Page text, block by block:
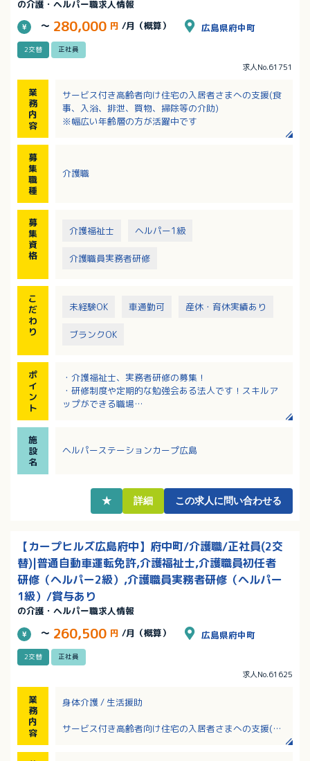
の介護・ヘルパー職求人情報
～ 280,000 円 /月（概算） 広島県府中町
2交替 正社員
求人No.61751
業
務
内
容
サービス付き高齢者向け住宅の入居者さまへの支援(食
事、入浴、排泄、買物、掃除等の介助)
※幅広い年齢層の方が活躍中です
募
集
職
種
介護職
募
集
資
格
介護福祉士 ヘルパー1級
介護職員実務者研修
こ
だ
わ
り
未経験OK 車通勤可 産休・育休実績あり
ブランクOK
ポ
イ
ン
ト
・介護福祉士、実務者研修の募集！
・研修制度や定期的な勉強会ある法人です！スキルア
ップができる職場
施
設
名
ヘルパーステーションカープ広島
★ 詳細 この求人に問い合わせる
【カープヒルズ広島府中】府中町/介護職/正社員(2交
替)|普通自動車運転免許,介護福祉士,介護職員初任者
研修（ヘルパー2級）,介護職員実務者研修（ヘルパー
1級）/賞与あり
の介護・ヘルパー職求人情報
～ 260,500 円 /月（概算） 広島県府中町
2交替 正社員
求人No.61625
業
務
内
容
身体介護 / 生活援助
サービス付き高齢者向け住宅の入居者さまへの支援(食